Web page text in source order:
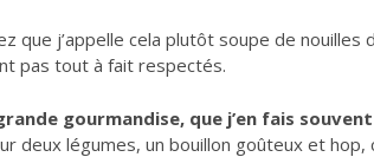
que j’appelle cela plutôt soupe de nouilles
pas tout à fait respectés.
gourmandise, que j’en fais
deux légumes, un bouillon goûteux et hop,